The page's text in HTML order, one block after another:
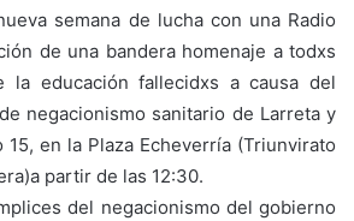
semana de lucha con una Radio
de una bandera homenaje a todxs
la educación fallecidxs a causa del
negacionismo sanitario de Larreta y
en la Plaza Echeverría (Triunvirato
partir de las 12:30.
del negacionismo del gobierno